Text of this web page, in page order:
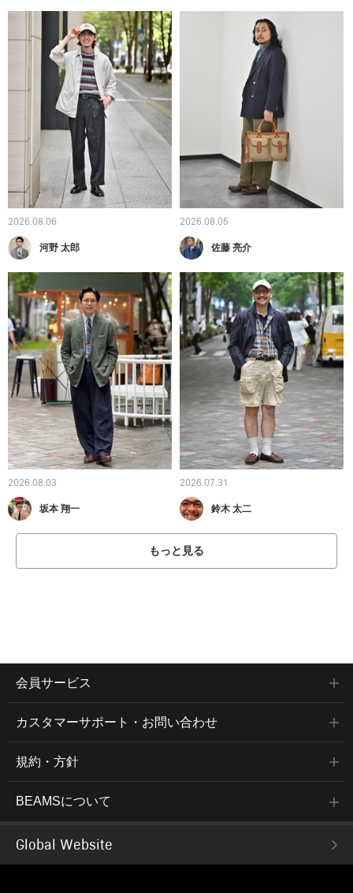
2026.08.06
河野 太郎
2026.08.05
佐藤 亮介
2026.08.03
坂本 翔一
2026.07.31
鈴木 太二
もっと見る
会員サービス
カスタマーサポート・お問い合わせ
規約・方針
BEAMSについて
Global Website